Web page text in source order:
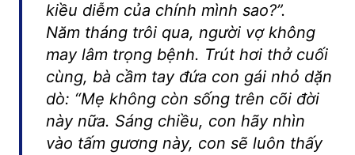
kiều diễm của chính mình sao?”.
Năm tháng trôi qua, người vợ không
may lâm trọng bệnh. Trút hơi thở cuối
cùng, bà cầm tay đứa con gái nhỏ dặn
dò: “Mẹ không còn sống trên cõi đời
này nữa. Sáng chiều, con hãy nhìn
vào tấm gương này, con sẽ luôn thấy